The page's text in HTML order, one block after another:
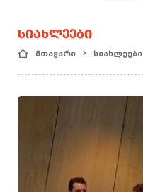
ᲡᲘᲐᲮᲚᲔᲔᲑᲘ
მთავარი სიახლეები